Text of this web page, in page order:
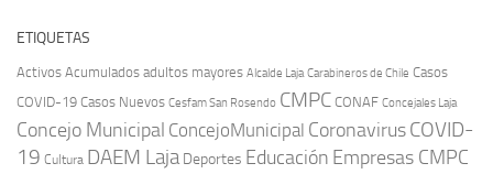
ETIQUETAS
Activos Acumulados adultos mayores Alcalde Laja Carabineros de Chile Casos
COVID-19 Casos Nuevos Cesfam San Rosendo CMPC CONAF Concejales Laja
Concejo Municipal ConcejoMunicipal CoronavirusCOVID-
19 Cultura DAEM Laja Deportes Educación Empresas CMPC